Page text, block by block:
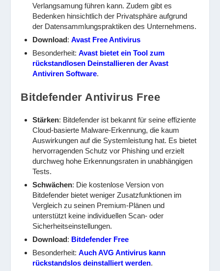
Verlangsamung führen kann. Zudem gibt es
Bedenken hinsichtlich der Privatsphäre aufgrund
der Datensammlungspraktiken des Unternehmens.
Download:Avast Free Antivirus
Besonderheit:Avast bietet ein Tool zum
rückstandlosen Deinstallieren der Avast
Antiviren Software.
Bitdefender Antivirus Free
Stärken: Bitdefender ist bekannt für seine effiziente
Cloud-basierte Malware-Erkennung, die kaum
Auswirkungen auf die Systemleistung hat. Es bietet
hervorragenden Schutz vor Phishing und erzielt
durchweg hohe Erkennungsraten in unabhängigen
Tests.
Schwächen: Die kostenlose Version von
Bitdefender bietet weniger Zusatzfunktionen im
Vergleich zu seinen Premium-Plänen und
unterstützt keine individuellen Scan- oder
Sicherheitseinstellungen.
Download: Bitdefender Free
Besonderheit:Auch AVG Antivirus kann
rückstandslos deinstalliert werden.